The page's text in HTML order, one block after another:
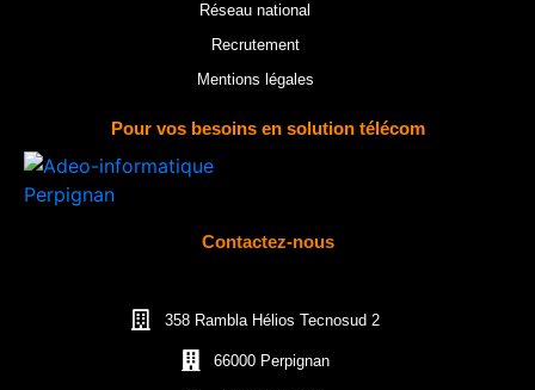
Réseau national
Recrutement
Mentions légales
Pour vos besoins en solution télécom
Contactez-nous
358 Rambla Hélios Tecnosud 2
66000 Perpignan